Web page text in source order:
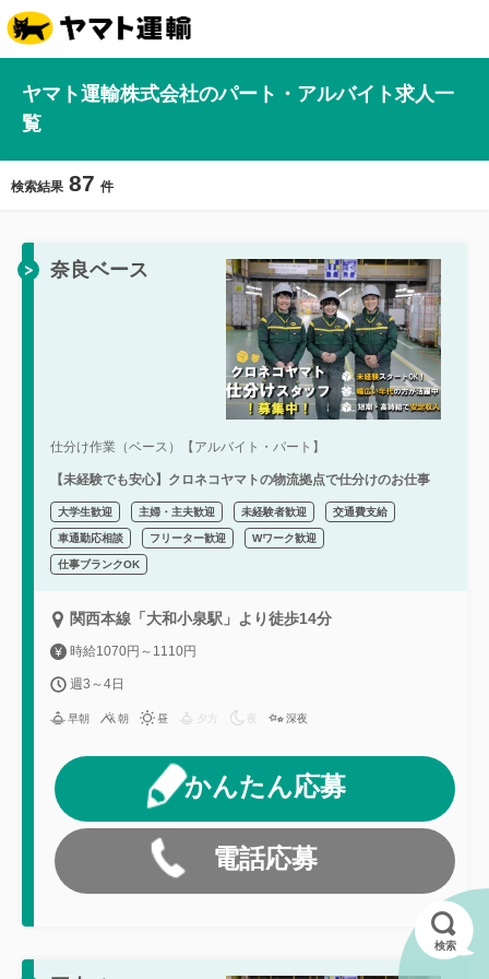
ヤマト運輸株式会社のパート・アルバイト求人一
覧
検索結果 87 件
奈良ベース
仕分け作業（ベース）【アルバイト・パート】
【未経験でも安心】クロネコヤマトの物流拠点で仕分けのお仕事
大学生歓迎 主婦・主夫歓迎 未経験者歓迎 交通費支給
車通勤応相談 フリーター歓迎 Wワーク歓迎
仕事ブランクOK
関西本線「大和小泉駅」より徒歩14分
時給1070円～1110円
週3～4日
早朝 朝 昼 夕方 夜 深夜
かんたん応募
電話応募
検索